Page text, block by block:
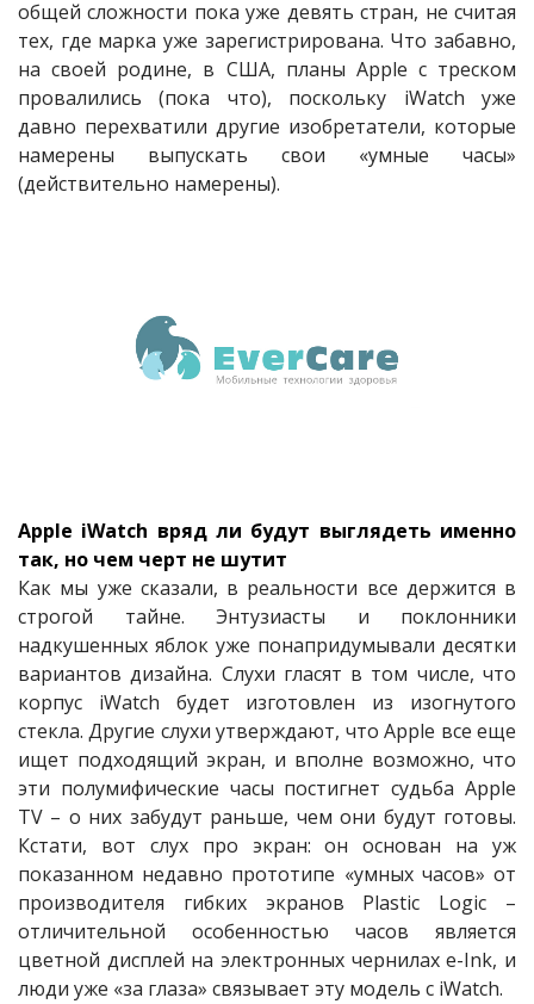
общей сложности пока уже девять стран, не считая
тех, где марка уже зарегистрирована. Что забавно,
на своей родине, в США, планы Apple с треском
провалились (пока что), поскольку iWatch уже
давно перехватили другие изобретатели, которые
намерены выпускать свои «умные часы»
(действительно намерены).
Apple iWatch вряд ли будут выглядеть именно
так, но чем черт не шутит
Как мы уже сказали, в реальности все держится в
строгой тайне. Энтузиасты и поклонники
надкушенных яблок уже понапридумывали десятки
вариантов дизайна. Слухи гласят в том числе, что
корпус iWatch будет изготовлен из изогнутого
стекла. Другие слухи утверждают, что Apple все еще
ищет подходящий экран, и вполне возможно, что
эти полумифические часы постигнет судьба Apple
TV – о них забудут раньше, чем они будут готовы.
Кстати, вот слух про экран: он основан на уж
показанном недавно прототипе «умных часов» от
производителя гибких экранов Plastic Logic –
отличительной особенностью часов является
цветной дисплей на электронных чернилах e-Ink, и
люди уже «за глаза» связывает эту модель с iWatch.